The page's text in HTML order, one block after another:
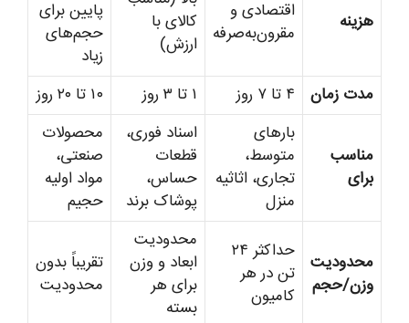
هزینه
اقتصادی و
مقرون‌به‌صرفه
کالای با
ارزش)
پایین برای
حجم‌های
زیاد
مدت زمان
۴ تا ۷ روز ۱ تا ۳ روز ۱۰ تا ۲۰ روز
مناسب
برای
بارهای
متوسط،
تجاری، اثاثیه
منزل
اسناد فوری،
قطعات
حساس،
پوشاک برند
محصولات
صنعتی،
مواد اولیه
حجیم
محدودیت
وزن/حجم
حداکثر ۲۴
تن در هر
کامیون
محدودیت
ابعاد و وزن
برای هر
بسته
تقریباً بدون
محدودیت